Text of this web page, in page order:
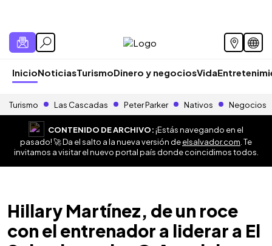
InicioNoticiasTurismoDinero y negociosVida
Turismo Las Cascadas Peter Parker Nativos Negocios
CONTENIDO DE ARCHIVO:¡Estás navegando en el
pasado! 🚀 Da el salto a la nueva versión deelsalvador.com . Te
invitamos a visitar el nuevo portal país donde coincidimos todos.
Hillary Martínez, de un roce
con el entrenador a liderar a El